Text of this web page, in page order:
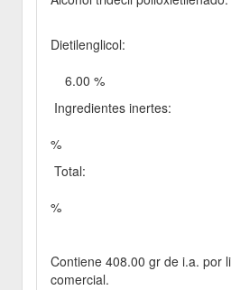
20.00
Dietilenglicol:
6.00 %
Ingredientes inertes:
%
Total:
%
Contiene 408.00 gr de i.a. por
comercial.